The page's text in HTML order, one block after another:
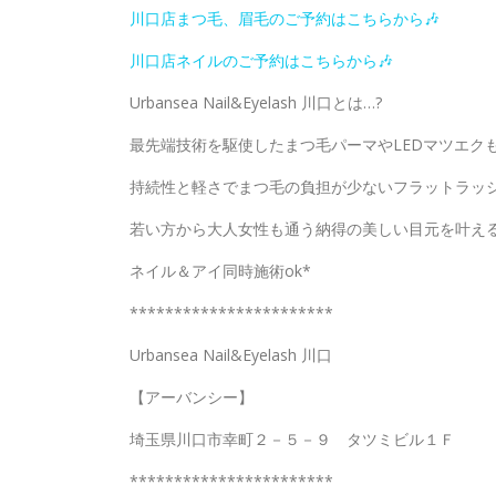
川口店まつ毛、眉毛のご予約はこちらから🎶
川口店ネイルのご予約はこちらから🎶
Urbansea Nail&Eyelash 川口とは…?
最先端技術を駆使したまつ毛パーマやLEDマツエク
持続性と軽さでまつ毛の負担が少ないフラットラッ
若い方から大人女性も通う納得の美しい目元を叶え
ネイル＆アイ同時施術ok*
***********************
Urbansea Nail&Eyelash 川口
【アーバンシー】
埼玉県川口市幸町２－５－９ タツミビル１Ｆ
***********************